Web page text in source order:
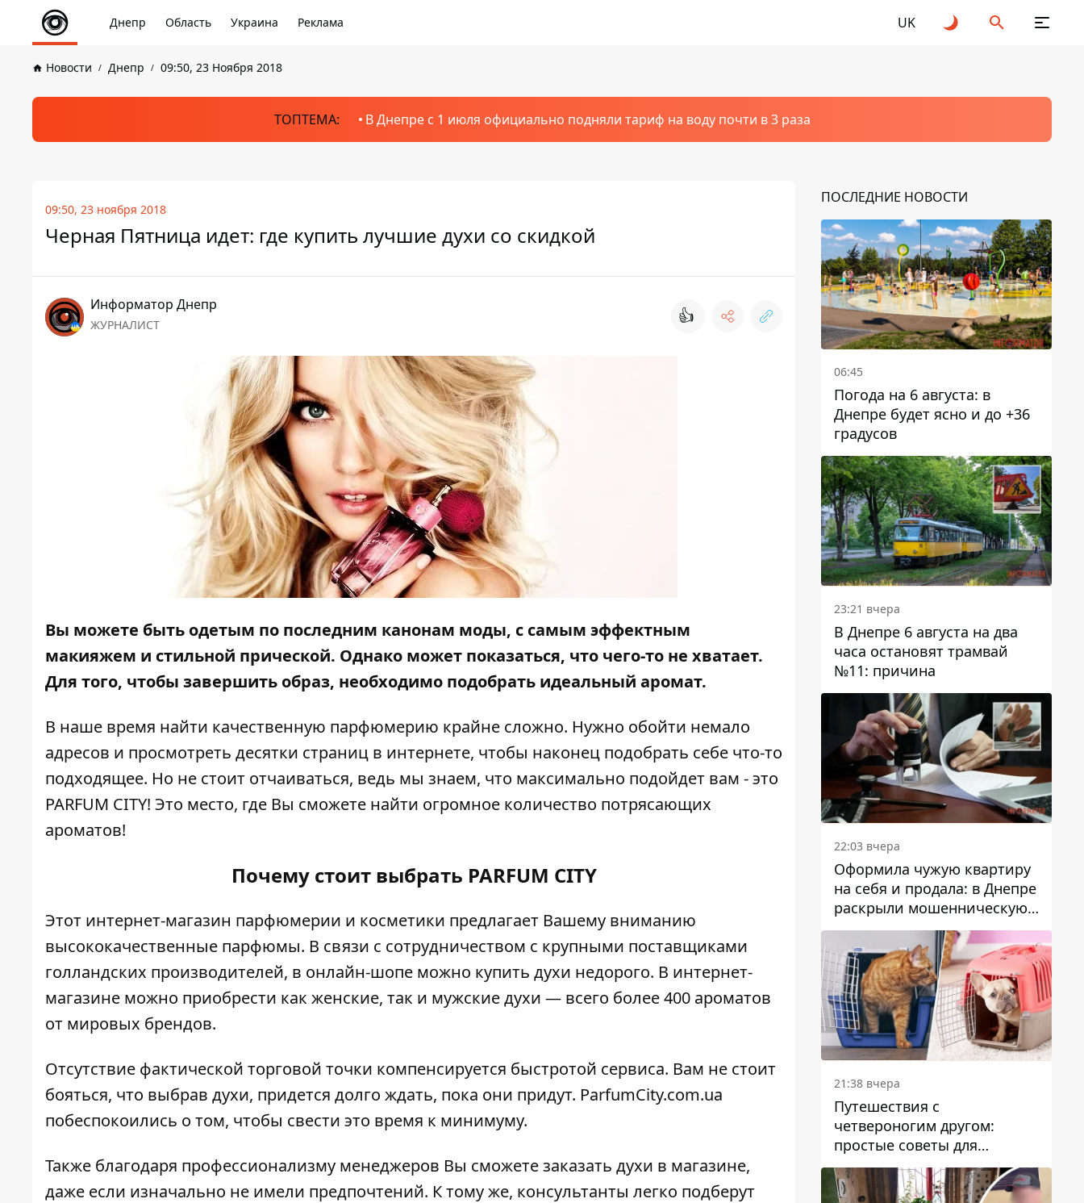
Днепр Область Украина Реклама UK
Новости Днепр 09:50, 23 Ноября 2018
ТОПТЕМА: В Днепре с 1 июля официально подняли тариф на воду почти в 3 раза
09:50, 23 ноября 2018
Черная Пятница идет: где купить лучшие духи со скидкой
Информатор Днепр
ЖУРНАЛИСТ 👍
Вы можете быть одетым по последним канонам моды, с самым эффектным
макияжем и стильной прической. Однако может показаться, что чего-то не хватает.
Для того, чтобы завершить образ, необходимо подобрать идеальный аромат.
В наше время найти качественную парфюмерию крайне сложно. Нужно обойти немало
адресов и просмотреть десятки страниц в интернете, чтобы наконец подобрать себе что-то
подходящее. Но не стоит отчаиваться, ведь мы знаем, что максимально подойдет вам - это
PARFUM CITY! Это место, где Вы сможете найти огромное количество потрясающих
ароматов!
Почему стоит выбрать PARFUM CITY
Этот интернет-магазин парфюмерии и косметики предлагает Вашему вниманию
высококачественные парфюмы. В связи с сотрудничеством с крупными поставщиками
голландских производителей, в онлайн-шопе можно купить духи недорого. В интернет-
магазине можно приобрести как женские, так и мужскиедухи — всего более 400 ароматов
от мировых брендов.
Отсутствие фактической торговой точки компенсируется быстротой сервиса. Вам не стоит
бояться, что выбрав духи, придется долго ждать, пока они придут. ParfumCity.com.ua
побеспокоились о том, чтобы свести это время к минимуму.
Также благодаря профессионализму менеджеров Вы сможете заказать духи в магазине,
даже если изначально не имели предпочтений. К тому же, консультанты легко подберут
ПОСЛЕДНИЕ НОВОСТИ
06:45
Погода на 6 августа: в
Днепре будет ясно и до +36
градусов
23:21 вчера
В Днепре 6 августа на два
часа остановят трамвай
№11: причина
22:03 вчера
Оформила чужую квартиру
на себя и продала: в Днепре
раскрыли мошенническую
схему с недвижимостью
21:38 вчера
Путешествия с
четвероногим другом:
простые советы для
поездок с животными